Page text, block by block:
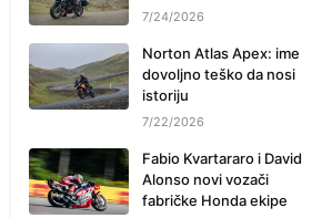
7/24/2026
Norton Atlas Apex: ime
dovoljno teško da nosi
istoriju
7/22/2026
Fabio Kvartararo i David
Alonso novi vozači
fabričke Honda ekipe